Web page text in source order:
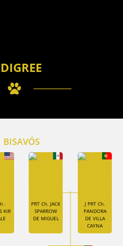
BISAVÓS
.
KIR
PRT Ch. JACK
SPARROW
DE MIGUEL
J PRT Ch.
PANDORA
DE VILLA
CAYNA